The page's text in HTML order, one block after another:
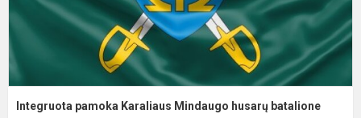
Integruota pamoka Karaliaus Mindaugo husarų batalione